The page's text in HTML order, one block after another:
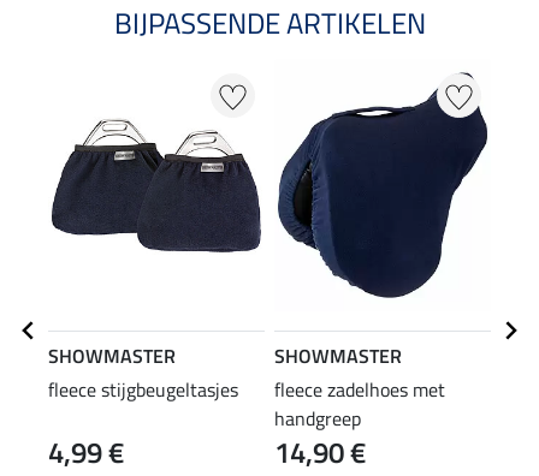
BIJPASSENDE ARTIKELEN
SHOWMASTER
fleece stijgbeugeltasjes
4,99 €
SHOWMASTER
fleece zadelhoes met
handgreep
14,90 €